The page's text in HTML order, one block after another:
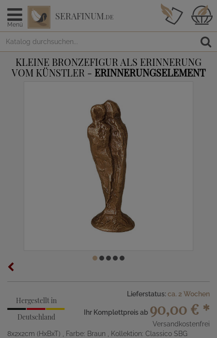
Menü
SERAFINUM.DE
KLEINE BRONZEFIGUR ALS ERINNERUNG
VOM KÜNSTLER - ERINNERUNGSELEMENT
Hergestellt in
Deutschland
Lieferstatus: ca. 2 Wochen
Ihr Komplettpreis ab 90,00 € *
Versandkostenfrei
8x2x2cm (HxBxT)
, Farbe: Braun , Kollektion: Classico SBG